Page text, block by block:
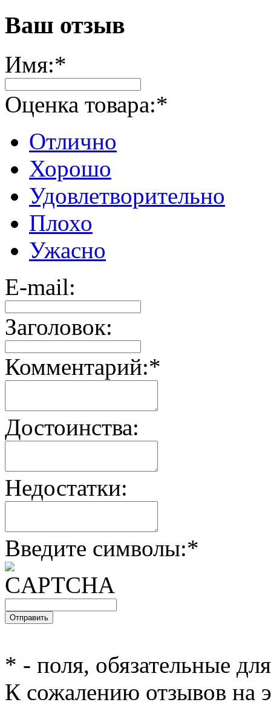
Ваш отзыв
Имя:*
Оценка товара:*
Отлично
Хорошо
Удовлетворительно
Плохо
Ужасно
E-mail:
Заголовок:
Комментарий:*
Достоинства:
Недостатки:
Введите символы:*
* - поля, обязательные
К сожалению отзывов на